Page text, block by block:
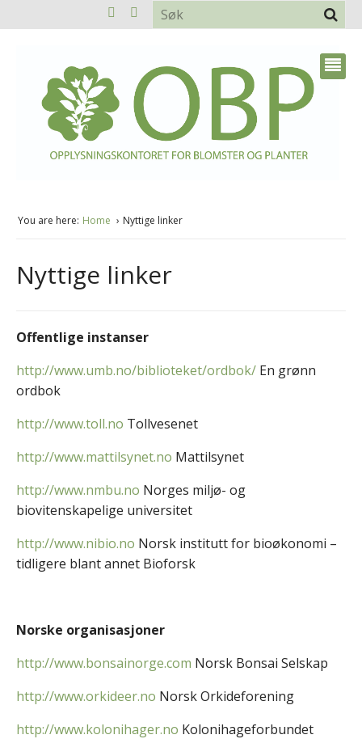
You are here: Home Nyttige linker
Nyttige linker
Offentlige instanser
http://www.umb.no/biblioteket/ordbok/ En grønn
ordbok
http://www.toll.no Tollvesenet
http://www.mattilsynet.no Mattilsynet
http://www.nmbu.no Norges miljø- og
biovitenskapelige universitet
http://www.nibio.no Norsk institutt for bioøkonomi –
tidligere blant annet Bioforsk
Norske organisasjoner
http://www.bonsainorge.com Norsk Bonsai Selskap
http://www.orkideer.no Norsk Orkideforening
http://www.kolonihager.no Kolonihageforbundet